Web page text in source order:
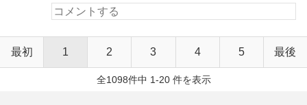
最初 1 2 3 4 5 最後
全1098件中 1-20 件を表示